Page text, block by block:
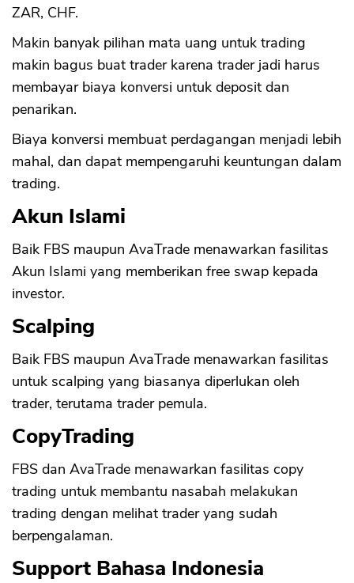
ZAR, CHF.
Makin banyak pilihan mata uang untuk trading
makin bagus buat trader karena trader jadi harus
membayar biaya konversi untuk deposit dan
penarikan.
Biaya konversi membuat perdagangan menjadi lebih
mahal, dan dapat mempengaruhi keuntungan dalam
trading.
Akun Islami
Baik FBS maupun AvaTrade menawarkan fasilitas
Akun Islami yang memberikan free swap kepada
investor.
Scalping
Baik FBS maupun AvaTrade menawarkan fasilitas
untuk scalping yang biasanya diperlukan oleh
trader, terutama trader pemula.
CopyTrading
FBS dan AvaTrade menawarkan fasilitas copy
trading untuk membantu nasabah melakukan
trading dengan melihat trader yang sudah
berpengalaman.
Support Bahasa Indonesia